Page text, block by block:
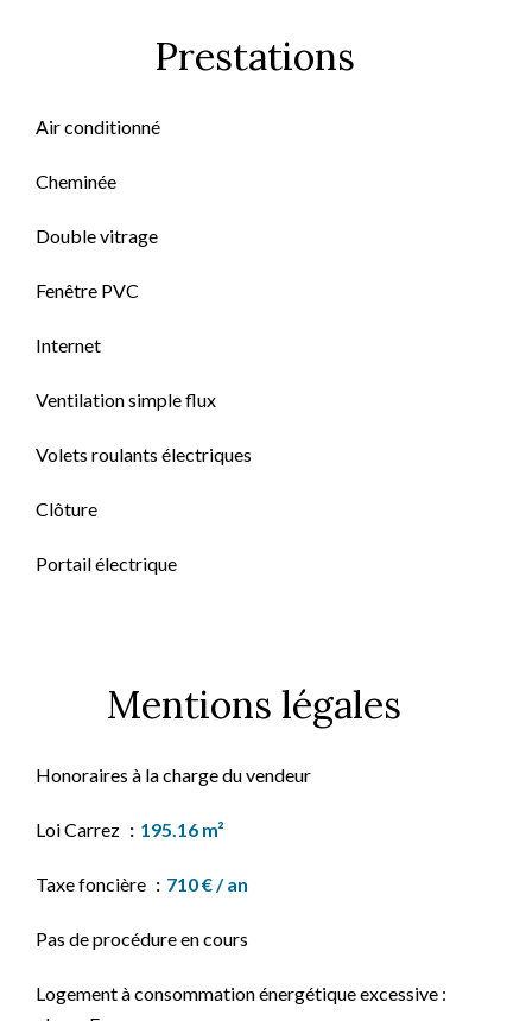
Prestations
Air conditionné
Cheminée
Double vitrage
Fenêtre PVC
Internet
Ventilation simple flux
Volets roulants électriques
Clôture
Portail électrique
Mentions légales
Honoraires à la charge du vendeur
Loi Carrez 195.16 m²
Taxe foncière 710 € / an
Pas de procédure en cours
Logement à consommation énergétique excessive :